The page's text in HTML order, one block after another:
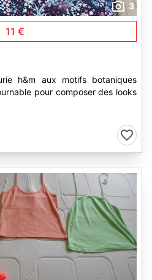
3
11 €
h&m aux motifs botaniques
pour composer des looks